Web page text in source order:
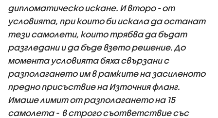
дипломатическо искане. И второ - от
условията, при които би искала да останат
тези самолети, които трябва да бъдат
разгледани и да бъде взето решение. До
момента условията бяха свързани с
разполагането им в рамките на засиленото
предно присъствие на Източния фланг.
Имаше лимит от разполагането на 15
самолета - в строго съответствие със